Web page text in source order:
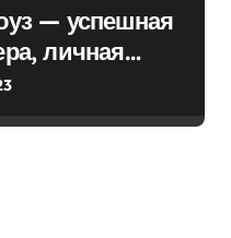
— успешная
личная